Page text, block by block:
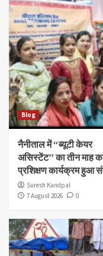
Blog
नैनीताल में “ब्यूटी केयर
असिस्टेंट” का तीन माह
प्रशिक्षण कार्यक्रम हुआ
Suresh Kandpal
7 August 2026
0